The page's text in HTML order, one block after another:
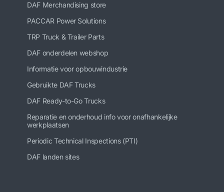
DAF Merchandising store
PACCAR Power Solutions
TRP Truck & Trailer Parts
DAF onderdelen webshop
Informatie voor opbouwindustrie
Gebruikte DAF Trucks
DAF Ready-to-Go Trucks
Reparatie en onderhoud info voor onafhankelijke
werkplaatsen
Periodic Technical Inspections (PTI)
DAF landen sites